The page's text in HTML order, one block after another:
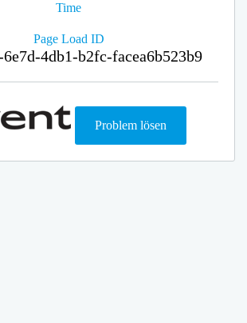
Time
Page Load ID
6e7d-4db1-b2fc-facea6b523b9
Problem lösen